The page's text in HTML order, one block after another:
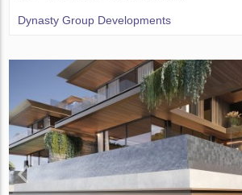
Dynasty Group Developments